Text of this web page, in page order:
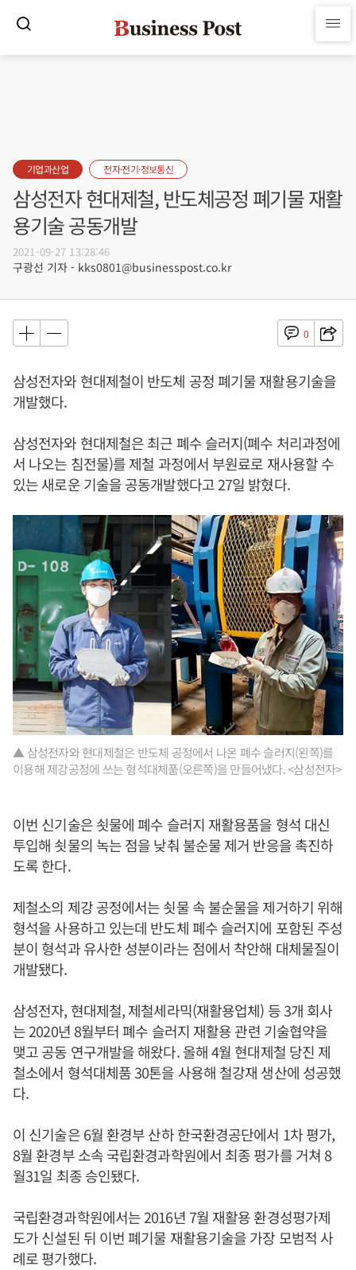
기업과산업 전자·전기·정보통신
삼성전자 현대제철, 반도체공정 폐기물 재활
용기술 공동개발
2021-09-27 13:28:46
구광선 기자 - kks0801@businesspost.co.kr
0
삼성전자와 현대제철이 반도체 공정 폐기물 재활용기술을
개발했다.
삼성전자와 현대제철은 최근 폐수 슬러지(폐수 처리과정에
서 나오는 침전물)를 제철 과정에서 부원료로 재사용할 수
있는 새로운 기술을 공동개발했다고 27일 밝혔다.
▲ 삼성전자와 현대제철은 반도체 공정에서 나온 폐수 슬러지(왼쪽)를
이용해 제강공정에 쓰는 형석대체품(오른쪽)을 만들어냈다. <삼성전자>
이번 신기술은 쇳물에 폐수 슬러지 재활용품을 형석 대신
투입해 쇳물의 녹는 점을 낮춰 불순물 제거 반응을 촉진하
도록 한다.
제철소의 제강 공정에서는 쇳물 속 불순물을 제거하기 위해
형석을 사용하고 있는데 반도체 폐수 슬러지에 포함된 주성
분이 형석과 유사한 성분이라는 점에서 착안해 대체물질이
개발됐다.
삼성전자, 현대제철, 제철세라믹(재활용업체) 등 3개 회사
는 2020년 8월부터 폐수 슬러지 재활용 관련 기술협약을
맺고 공동 연구개발을 해왔다. 올해 4월 현대제철 당진 제
철소에서 형석대체품 30톤을 사용해 철강재 생산에 성공했
다.
이 신기술은 6월 환경부 산하 한국환경공단에서 1차 평가,
8월 환경부 소속 국립환경과학원에서 최종 평가를 거쳐 8
월31일 최종 승인됐다.
국립환경과학원에서는 2016년 7월 재활용 환경성평가제
도가 신설된 뒤 이번 폐기물 재활용기술을 가장 모범적 사
례로 평가했다.